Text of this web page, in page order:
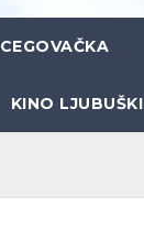
KINO LJUBUŠKI